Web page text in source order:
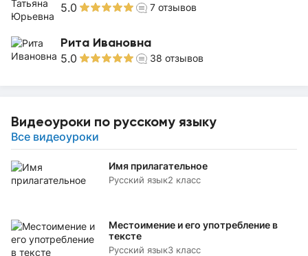
5.0 7 отзывов
Рита Ивановна
5.0 38 отзывов
Видеоуроки по русскому языку
Все видеоуроки
Имя прилагательное
Русский язык2 класс
Местоимение и его употребление в
тексте
Русский язык3 класс